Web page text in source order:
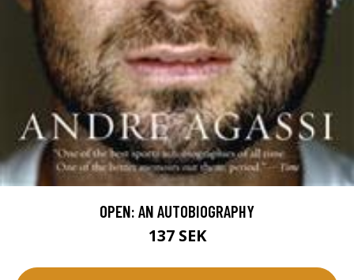
OPEN: AN AUTOBIOGRAPHY
137 SEK